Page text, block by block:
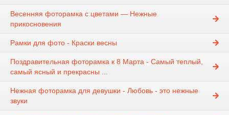
Весенняя фоторамка с цветами — Нежные
прикосновения
Рамки для фото - Краски весны
Поздравительная фоторамка к 8 Марта - Самый теплый,
самый ясный и прекрасны ...
Нежная фоторамка для девушки - Любовь - это нежные
звуки